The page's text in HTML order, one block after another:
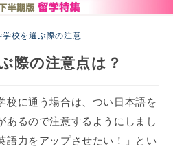
学校を選ぶ際の注意点は？
際の注意点は？
校に通う場合は、つい日本語を
あるので注意するようにしまし
語力をアップさせたい！」とい